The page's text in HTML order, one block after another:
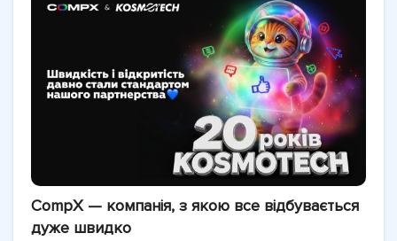
CompX — компанія, з якою все відбувається
дуже швидко